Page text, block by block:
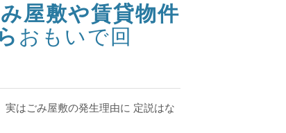
屋敷や賃貸物件
おもいで回
はごみ屋敷の発生理由に 定説はな